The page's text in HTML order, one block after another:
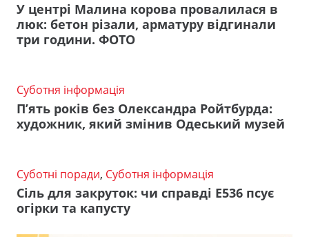
У центрі Малина корова провалилася в
люк: бетон різали, арматуру відгинали
три години. ФОТО
Суботня інформація
П’ять років без Олександра Ройтбурда:
художник, який змінив Одеський музей
Суботні поради, Суботня інформація
Сіль для закруток: чи справді Е536 псує
огірки та капусту